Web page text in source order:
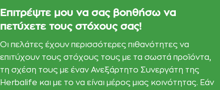
Επιτρέψτε μου να σας βοηθήσω να
πετύχετε τους στόχους σας!
Οι πελάτες έχουν περισσότερες πιθανότητες να
επιτύχουν τους στόχους τους με τα σωστά προϊόντα,
τη σχέση τους με έναν Ανεξάρτητο Συνεργάτη της
Herbalife και με το να είναι μέρος μιας κοινότητας. Εάν